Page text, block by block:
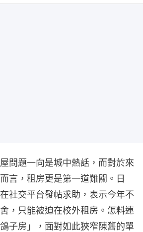
問題一向是城中熱話，而對於來
言，租房更是第一道難關。日
社交平台發帖求助，表示今年不
，只能被迫在校外租房。怎料連
子房」，面對如此狹窄陳舊的單